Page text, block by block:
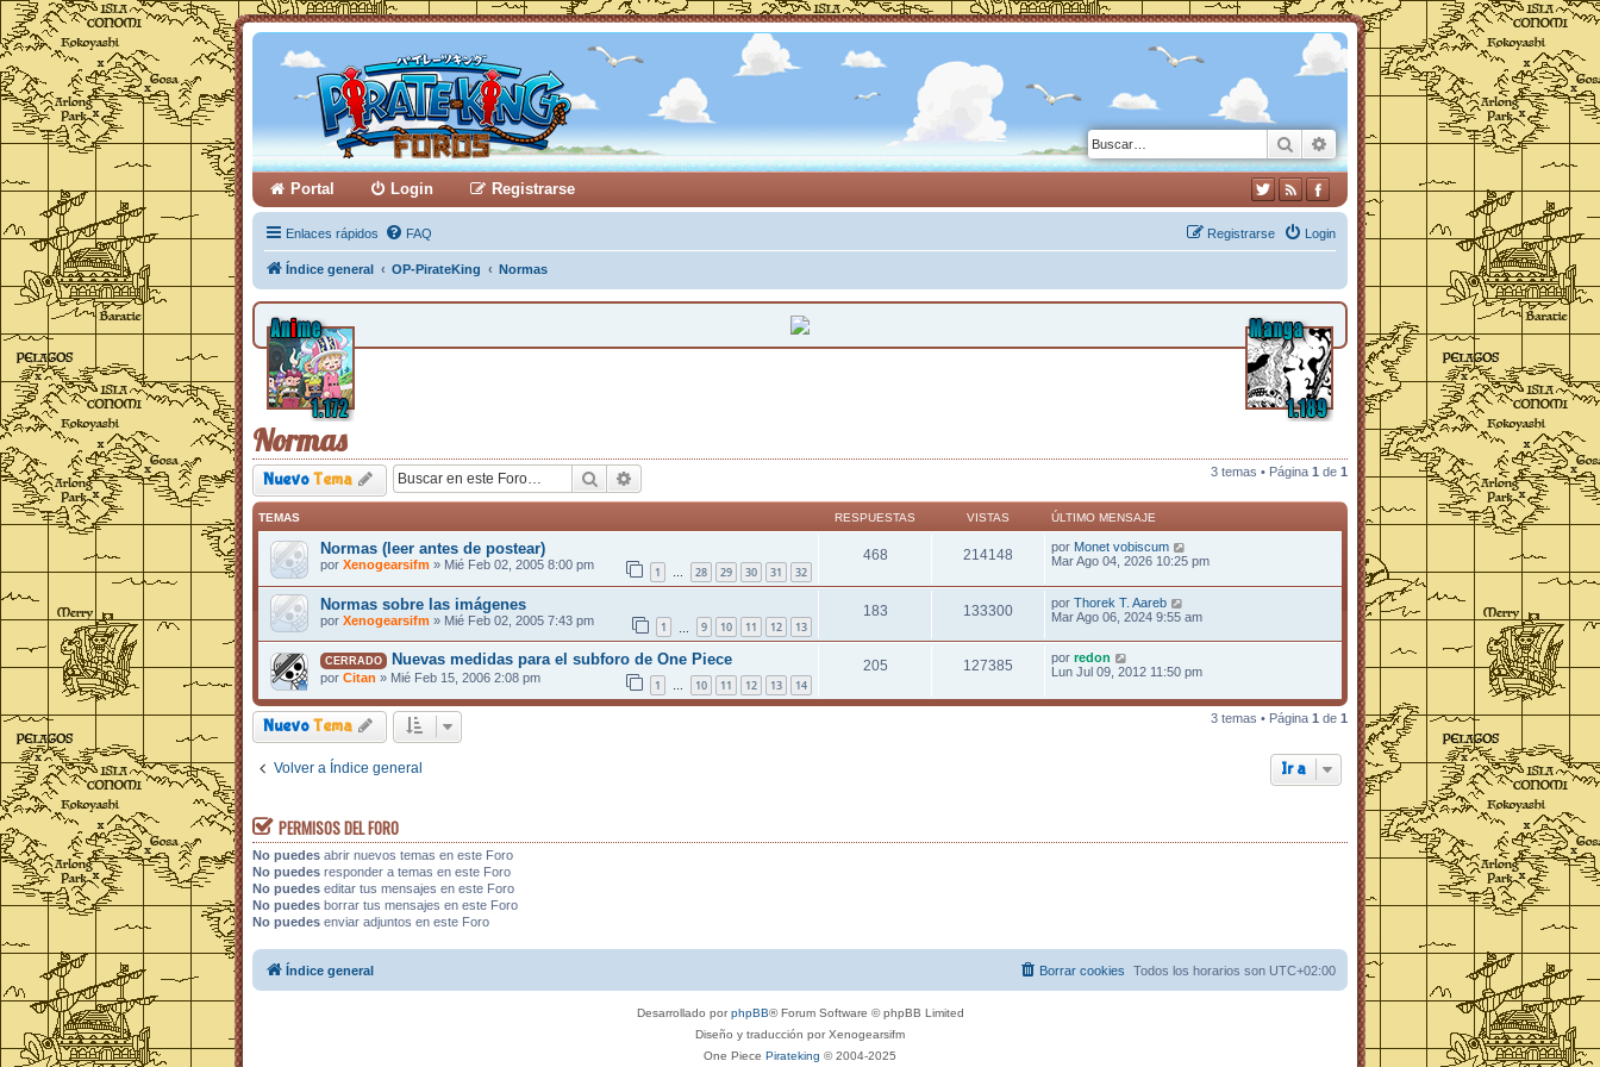
BuscarBúsqueda avanzada
Portal Login Registrarse
Enlaces rápidos FAQ Login
Registrarse
Índice general OP-PirateKing Normas
Normas
NuevoTema Buscar 3 temas • Página 1 de 1
TEMAS RESPUESTAS VISTAS ÚLTIMO MENSAJE
Normas (leer antes de postear)
por Xenogearsifm » Mié Feb 02, 2005 8:00 pm 1 … 28 29 30 31 32
468 214148 por Monet vobiscum
Mar Ago 04, 2026 10:25 pm
Normas sobre las imágenes
por Xenogearsifm » Mié Feb 02, 2005 7:43 pm 1 9 10 11 12 13
183 133300 por Thorek T. Aareb
Mar Ago 06, 2024 9:55 am
CERRADO Nuevas medidas para el subforo de One Piece
por Citan » Mié Feb 15, 2006 2:08 pm 1 … 10 11 12 13 14
205 127385 por redon
Lun Jul 09, 2012 11:50 pm
NuevoTema 3 temas • Página 1 de 1
Volver a Índice general Ir a
PERMISOS DEL FORO
No puedes abrir nuevos temas en este Foro
No puedes responder a temas en este Foro
No puedes editar tus mensajes en este Foro
No puedes borrar tus mensajes en este Foro
No puedes enviar adjuntos en este Foro
Índice general Todos los horarios son UTC+02:00
Borrar cookies
Desarrollado porphpBB® Forum Software © phpBB Limited
Diseño y traducción por Xenogearsifm
One Piece Pirateking © 2004-2025